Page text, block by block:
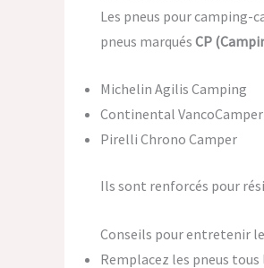
Les pneus pour camping-
pneus marqués CP
Michelin Agilis Camping
Continental VancoCamper
Pirelli Chrono Camper
Ils sont renforcés pour
Conseils pour entretenir
Remplacez les pneus tous